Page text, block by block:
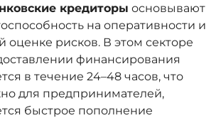
кредиторы основывают
на оперативности и
оценке рисков. В этом секторе
финансирования
в течение 24–48 часов, что
для предпринимателей,
быстрое пополнение